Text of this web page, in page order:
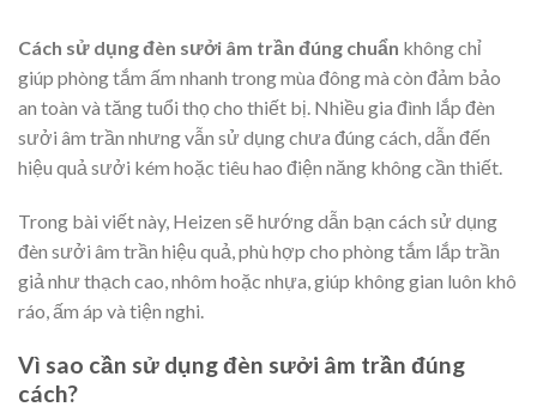
Cách sử dụng đèn sưởi âm trần đúng chuẩn không chỉ
giúp phòng tắm ấm nhanh trong mùa đông mà còn đảm bảo
an toàn và tăng tuổi thọ cho thiết bị. Nhiều gia đình lắp đèn
sưởi âm trần nhưng vẫn sử dụng chưa đúng cách, dẫn đến
hiệu quả sưởi kém hoặc tiêu hao điện năng không cần thiết.
Trong bài viết này, Heizen sẽ hướng dẫn bạn cách sử dụng
đèn sưởi âm trần hiệu quả, phù hợp cho phòng tắm lắp trần
giả như thạch cao, nhôm hoặc nhựa, giúp không gian luôn khô
ráo, ấm áp và tiện nghi.
Vì sao cần sử dụng đèn sưởi âm trần đúng
cách?